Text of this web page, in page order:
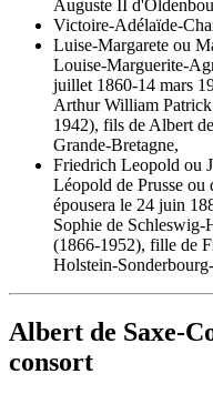
Auguste II
Victoire-Adélaïde-
Luise-Margarete ou
Louise-Marguerite-
juillet 1860-14 mars
Arthur William
1942), fils de Albert
Grande-Bretagne,
Friedrich Leopold ou
Léopold de Prusse
épousera le 24 juin
Sophie de
(1866-1952), fille de
Holstein-
Albert de Saxe-
consort